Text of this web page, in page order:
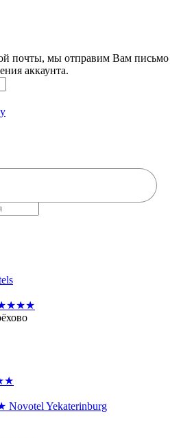
почты, мы отправим Вам письмо
аккаунта.
Novotel Yekaterinburg